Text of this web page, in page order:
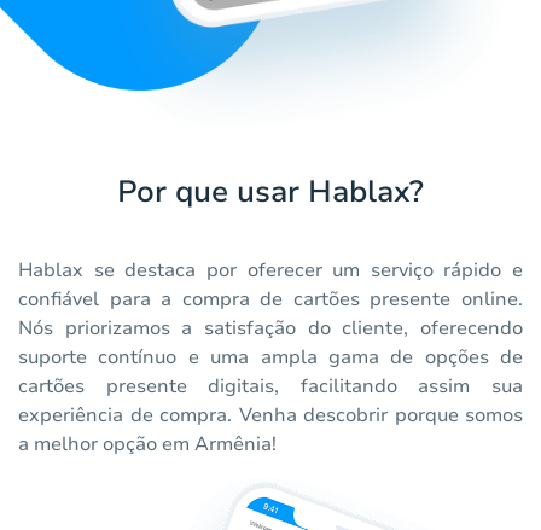
Por que usar Hablax?
Hablax se destaca por oferecer um serviço rápido e
confiável para a compra de cartões presente online.
Nós priorizamos a satisfação do cliente, oferecendo
suporte contínuo e uma ampla gama de opções de
cartões presente digitais, facilitando assim sua
experiência de compra. Venha descobrir porque somos
a melhor opção em Armênia!